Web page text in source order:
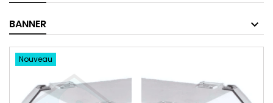
BANNER
Nouveau